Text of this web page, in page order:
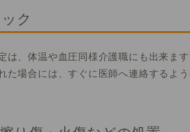
ク
は、体温や血圧同様介護職にも出来ます
た場合には、すぐに医師へ連絡するよう